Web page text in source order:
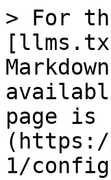
> For
page is
1/